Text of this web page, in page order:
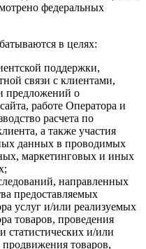
федеральных
в целях:
поддержки,
связи с клиентами,
предложений о
работе Оператора и
расчета по
а также участия
данных в проводимых
маркетинговых и иных
направленных
предоставляемых
услуг и/или реализуемых
товаров, проведения
статистических и/или
товаров,